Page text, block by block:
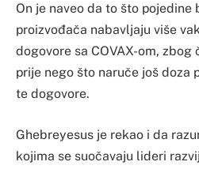
On je naveo da to što pojedine
proizvođača nabavljaju više
dogovore sa COVAX-om, zbog
prije nego što naruče još doza
te dogovore.
Ghebreyesus je rekao i da
kojima se suočavaju lideri